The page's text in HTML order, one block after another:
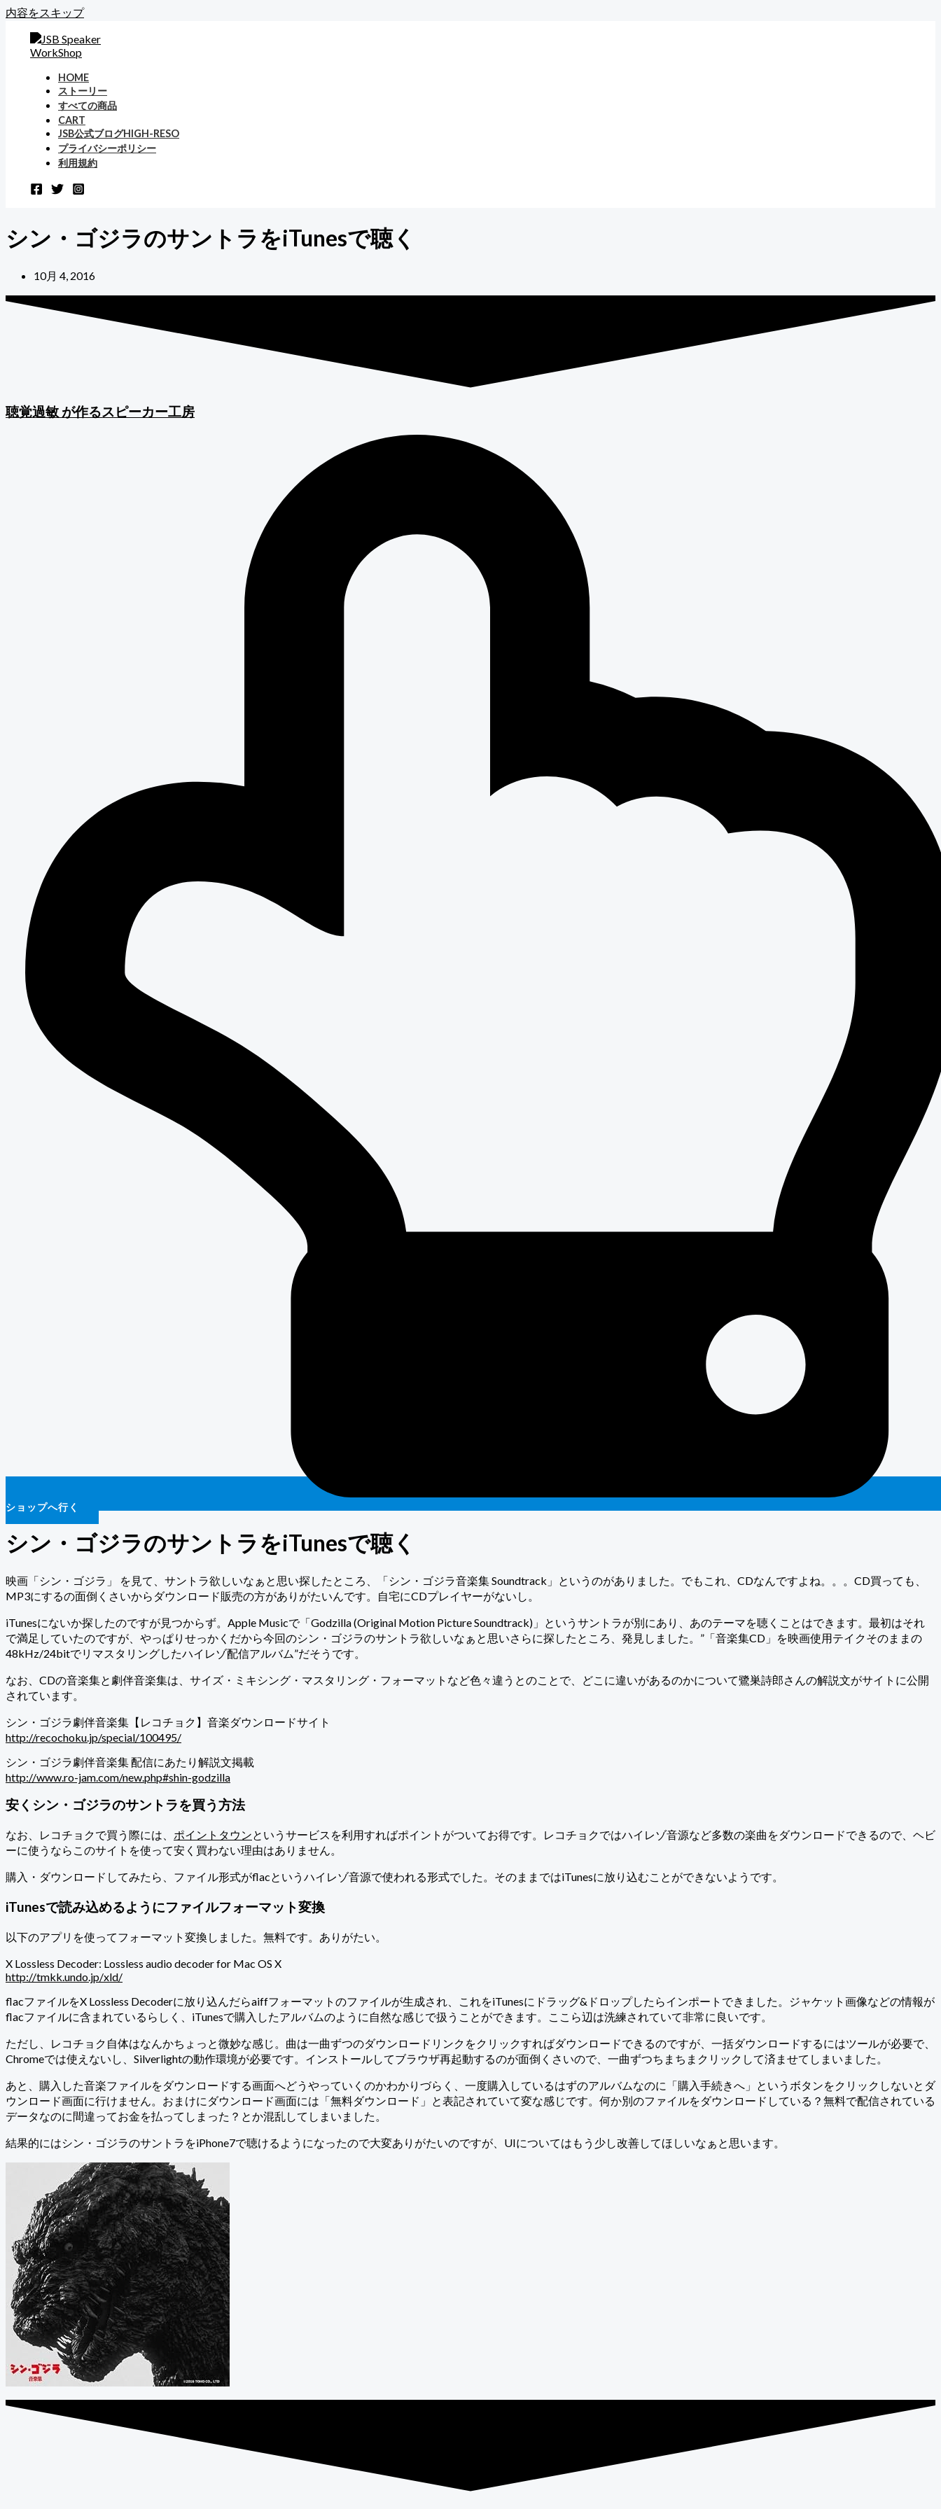
内容をスキップ
HOME
ストーリー
すべての商品
CART
JSB公式ブログHIGH-RESO
プライバシーポリシー
利用規約
シン・ゴジラのサントラをiTunesで聴く
10月 4, 2016
聴覚過敏が作るスピーカー工房
ショップへ行く
シン・ゴジラのサントラをiTunesで聴く
映画「シン・ゴジラ」 を見て、サントラ欲しいなぁと思い探したところ、「シン・ゴジラ音楽集 Soundtrack」というのがありました。でもこれ、CDなんですよね。。。CD買っても、
MP3にするの面倒くさいからダウンロード販売の方がありがたいんです。自宅にCDプレイヤーがないし。
iTunesにないか探したのですが見つからず。Apple Musicで「Godzilla (Original Motion Picture Soundtrack)」というサントラが別にあり、あのテーマを聴くことはできます。最初はそれ
で満足していたのですが、やっぱりせっかくだから今回のシン・ゴジラのサントラ欲しいなぁと思いさらに探したところ、発見しました。”「音楽集CD」を映画使用テイクそのままの
48kHz/24bitでリマスタリングしたハイレゾ配信アルバム”だそうです。
なお、CDの音楽集と劇伴音楽集は、サイズ・ミキシング・マスタリング・フォーマットなど色々違うとのことで、どこに違いがあるのかについて鷺巣詩郎さんの解説文がサイトに公開
されています。
シン・ゴジラ劇伴音楽集【レコチョク】音楽ダウンロードサイト
http://recochoku.jp/special/100495/
シン・ゴジラ劇伴音楽集 配信にあたり解説文掲載
http://www.ro-jam.com/new.php#shin-godzilla
安くシン・ゴジラのサントラを買う方法
なお、レコチョクで買う際には、 ポイントタウンというサービスを利用すればポイントがついてお得です。レコチョクではハイレゾ音源など多数の楽曲をダウンロードできるので、ヘビ
ーに使うならこのサイトを使って安く買わない理由はありません。
購入・ダウンロードしてみたら、ファイル形式がflacというハイレゾ音源で使われる形式でした。そのままではiTunesに放り込むことができないようです。
iTunesで読み込めるようにファイルフォーマット変換
以下のアプリを使ってフォーマット変換しました。無料です。ありがたい。
X Lossless Decoder: Lossless audio decoder for Mac OS X
http://tmkk.undo.jp/xld/
flacファイルをX Lossless Decoderに放り込んだらaiffフォーマットのファイルが生成され、これをiTunesにドラッグ&ドロップしたらインポートできました。ジャケット画像などの情報が
flacファイルに含まれているらしく、iTunesで購入したアルバムのように自然な感じで扱うことができます。ここら辺は洗練されていて非常に良いです。
ただし、レコチョク自体はなんかちょっと微妙な感じ。曲は一曲ずつのダウンロードリンクをクリックすればダウンロードできるのですが、一括ダウンロードするにはツールが必要で、
Chromeでは使えないし、Silverlightの動作環境が必要です。インストールしてブラウザ再起動するのが面倒くさいので、一曲ずつちまちまクリックして済ませてしまいました。
あと、購入した音楽ファイルをダウンロードする画面へどうやっていくのかわかりづらく、一度購入しているはずのアルバムなのに「購入手続きへ」というボタンをクリックしないとダ
ウンロード画面に行けません。おまけにダウンロード画面には「無料ダウンロード」と表記されていて変な感じです。何か別のファイルをダウンロードしている？無料で配信されている
データなのに間違ってお金を払ってしまった？とか混乱してしまいました。
結果的にはシン・ゴジラのサントラをiPhone7で聴けるようになったので大変ありがたいのですが、UIについてはもう少し改善してほしいなぁと思います。